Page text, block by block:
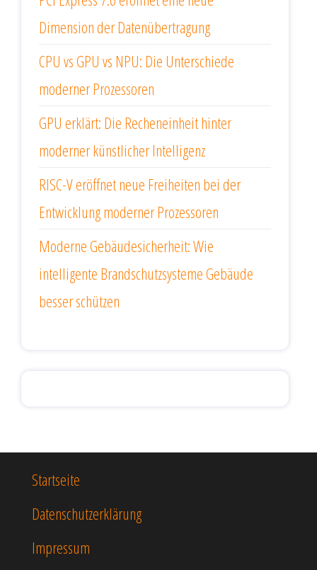
Dimension der Datenübertragung
CPU vs GPU vs NPU: Die Unterschiede
moderner Prozessoren
GPU erklärt: Die Recheneinheit hinter
moderner künstlicher Intelligenz
RISC-V eröffnet neue Freiheiten bei der
Entwicklung moderner Prozessoren
Moderne Gebäudesicherheit: Wie
intelligente Brandschutzsysteme Gebäude
besser schützen
Startseite
Datenschutzerklärung
Impressum